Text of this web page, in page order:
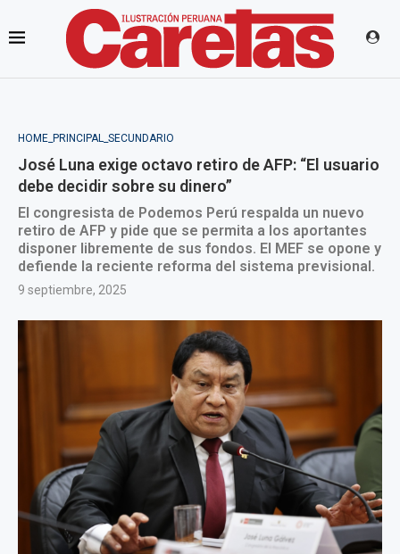
HOME_PRINCIPAL_SECUNDARIO
José Luna exige octavo retiro de AFP: “El usuario
debe decidir sobre su dinero”
El congresista de Podemos Perú respalda un nuevo
retiro de AFP y pide que se permita a los aportantes
disponer libremente de sus fondos. El MEF se opone y
defiende la reciente reforma del sistema previsional.
9 septiembre, 2025